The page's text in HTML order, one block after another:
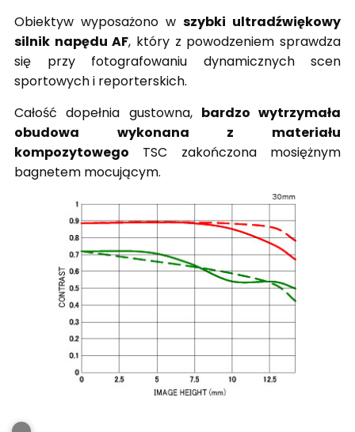
Obiektyw wyposażono w szybki ultradźwiękowy
silnik napędu AF, który z powodzeniem sprawdza
się przy fotografowaniu dynamicznych scen
sportowych i reporterskich.
Całość dopełnia gustowna, bardzo wytrzymała
obudowa wykonana z materiału
kompozytowego TSC zakończona mosiężnym
bagnetem mocującym.